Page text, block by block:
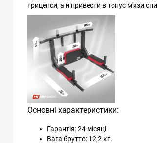
трицепси, а й привести в тонус м'язи
Основні характеристики:
Гарантія: 24 місяці
Вага брутто: 12,2 кг.